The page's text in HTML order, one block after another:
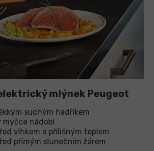
mlýnek Peugeot
suchým hadříkem
myčce nádobí
vlhkem a přílišným teplem
přímým slunečním žárem